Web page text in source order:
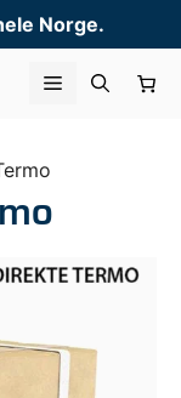
Norge.
Meny